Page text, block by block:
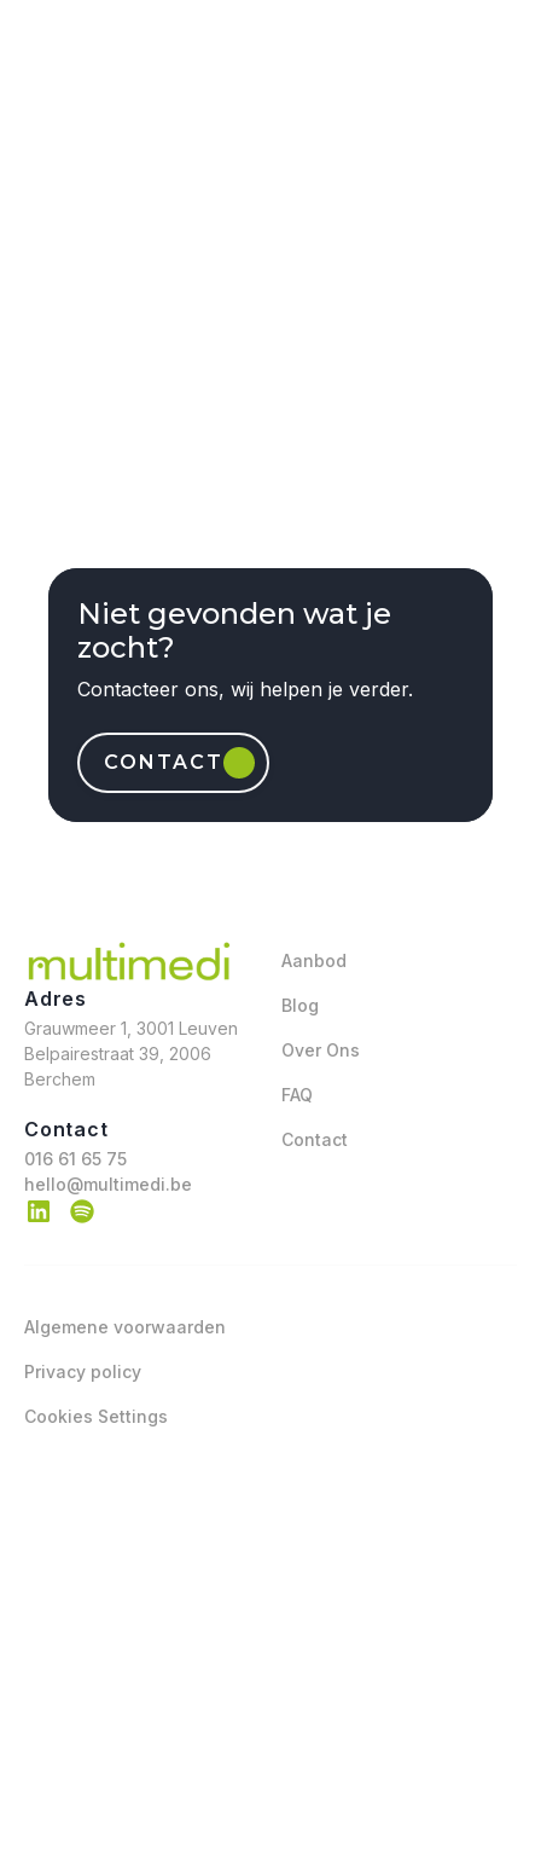
Niet gevonden wat je
zocht?
Contacteer ons, wij helpen je verder.
CONTACT
Adres
Grauwmeer 1, 3001 Leuven
Belpairestraat 39, 2006
Berchem
Contact
016 61 65 75
hello@multimedi.be
Aanbod
Blog
Over Ons
FAQ
Contact
Algemene voorwaarden
Privacy policy
Cookies Settings